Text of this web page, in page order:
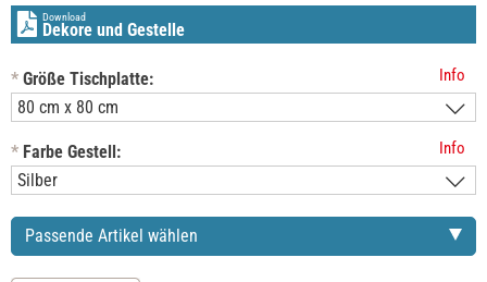
Download
Dekore und Gestelle
* Größe Tischplatte: Info
* Farbe Gestell: Info
Passende Artikel wählen